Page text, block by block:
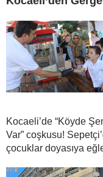
Kocaeli’de “Köyde
Var” coşkusu!
çocuklar doyasıya